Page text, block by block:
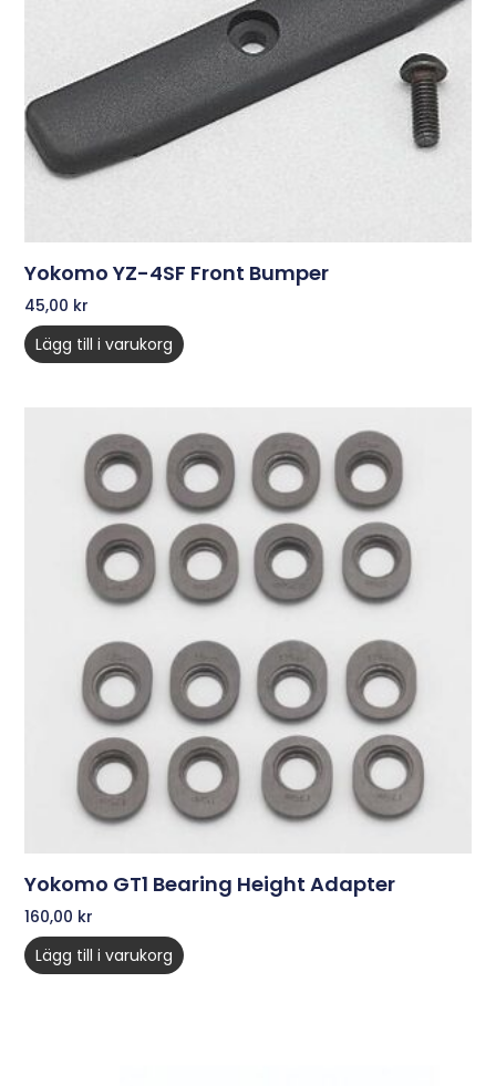
Yokomo YZ-4SF Front Bumper
45,00 kr
Lägg till i varukorg
Yokomo GT1 Bearing Height Adapter
160,00 kr
Lägg till i varukorg